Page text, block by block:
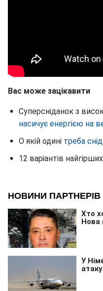
Вас може зацікавити
Суперсніданок з
насичує енергією на
О якій одині треба
12 варіантів найгірших